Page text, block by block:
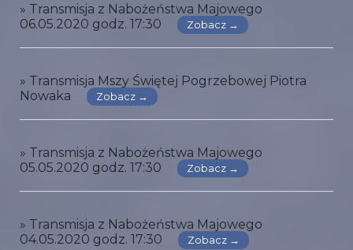
» Transmisja z Nabożeństwa Majowego
06.05.2020 godz. 17:30
Zobacz →
» Transmisja Mszy Świętej Pogrzebowej Piotra
Nowaka
Zobacz →
» Transmisja z Nabożeństwa Majowego
05.05.2020 godz. 17:30
Zobacz →
» Transmisja z Nabożeństwa Majowego
04.05.2020 godz. 17:30
Zobacz →